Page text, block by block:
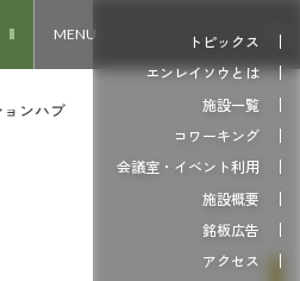
トピックス
エンレイソウとは
施設一覧
コワーキング
会議室・イベント利用
施設概要
銘板広告
アクセス
MENU